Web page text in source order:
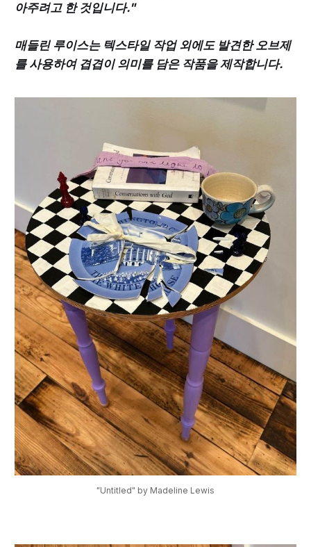
아주려고 한 것입니다."
매들린 루이스는 텍스타일 작업 외에도 발견한 오브제
를 사용하여 겹겹이 의미를 담은 작품을 제작합니다.
"Untitled" by Madeline Lewis